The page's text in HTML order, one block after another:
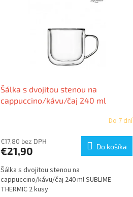
Šálka s dvojitou stenou na
cappuccino/kávu/čaj 240 ml
Do 7 dní
€17,80 bez DPH
€21,90 Do košíka
Šálka s dvojitou stenou na
cappuccino/kávu/čaj 240 ml SUBLIME
THERMIC 2 kusy